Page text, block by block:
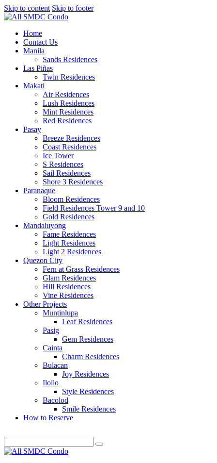
Skip to content Skip to footer
Home
Contact Us
Manila
Sands Residences
Las Piñas
Twin Residences
Makati
Air Residences
Lush Residences
Mint Residences
Red Residences
Pasay
Breeze Residences
Coast Residences
Ice Tower
S Residences
Sail Residences
Shore 3 Residences
Paranaque
Bloom Residences
Field Residences Tower 9 and 10
Gold Residences
Mandaluyong
Fame Residences
Light Residences
Light 2 Residences
Quezon City
Fern at Grass Residences
Glam Residences
Hill Residences
Vine Residences
Other Projects
Muntinlupa
Leaf Residences
Pasig
Gem Residences
Cainta
Charm Residences
Bulacan
Joy Residences
Iloilo
Style Residences
Bacolod
Smile Residences
How to Reserve